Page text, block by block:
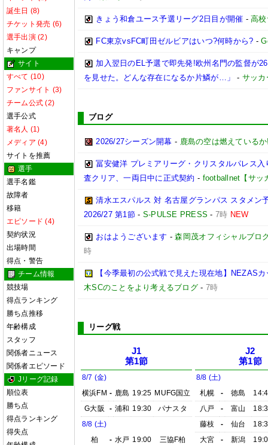
誕生日 (8)
チケット発売 (6)
選手出演 (2)
キャンプ
サイト
すべて (10)
ファンサイト (3)
チーム公式 (2)
選手公式
著名人 (1)
メディア (4)
サイトを推薦
選手
選手名鑑
故障者
移籍
エピソード (4)
契約状況
出場時間
得点・警告
チーム情報
競技場
得点ランキング
勝ち点推移
年齢構成
スタッフ
関係者ニュース
関係者エピソード
Jリーグ記録
順位表
勝ち点
得点ランキング
得失点
きょう和倉ユース予選リーグ2日目が開催 -高
FC東京vsFC町田ゼルビアはいつ?何時から? -
加入翌日のEL予選で即先発!欧州名門の監督が
を見せた。どんな存在になるか片鱗が…」
- サッカ
ブログ
2026/27シーズン開幕 - 鹿島の空は燃えている
冨安健洋 プレミアリーグ・クリスタルパレス
査クリア、一両日中に正式契約 - footballnet【サッ
清水エスパルス 対 名古屋グランパス スタメン
2026/27 第1節 - S-PULSE PRESS -7時 NEW
おはようございます -森岡茂オフィシャルブロ
時
【今季最初の公式戦で見えた現在地】NEZAS
木SCのことをより考えるブログ - 7時
リーグ戦
J1
第1節
8/7 (金)
横浜FM - 鹿島 19:25 MUFG国立
G大阪
- 浦和 19:30
パナスタ
8/8 (土)
柏
- 水戸 19:00
三協F柏
J2
第1節
8/8 (土)
札幌
- 徳島
八戸
- 富山
藤枝
- 仙台
大宮
- 新潟